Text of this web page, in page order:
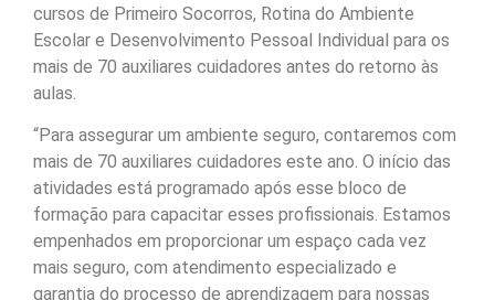
cursos de Primeiro Socorros, Rotina do Ambiente
Escolar e Desenvolvimento Pessoal Individual para os
mais de 70 auxiliares cuidadores antes do retorno às
aulas.
“Para assegurar um ambiente seguro, contaremos com
mais de 70 auxiliares cuidadores este ano. O início das
atividades está programado após esse bloco de
formação para capacitar esses profissionais. Estamos
empenhados em proporcionar um espaço cada vez
mais seguro, com atendimento especializado e
garantia do processo de aprendizagem para nossas